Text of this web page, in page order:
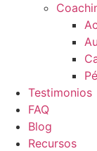
Testimonios
FAQ
Blog
Recursos